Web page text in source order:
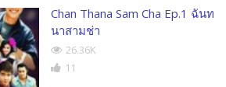
Chan Thana Sam Cha Ep.1 ฉันท
นาสามช่า
26.36K
11